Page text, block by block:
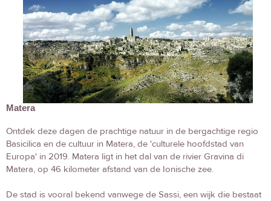
Matera
Ontdek deze dagen de prachtige natuur in de bergachtige regio
Basicilica en de cultuur in Matera, de 'culturele hoofdstad van
Europa' in 2019. Matera ligt in het dal van de rivier Gravina di
Matera, op 46 kilometer afstand van de Ionische zee.
De stad is vooral bekend vanwege de Sassi, een wijk die bestaat